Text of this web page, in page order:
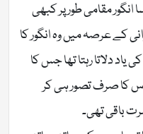
انگور مقامی طور پر کبھی
کے عرصہ میں وہ انگور کا
یاد دلاتا رہتا تھا جس کا
اس کا صرف تصور ہی کر
باقی تھی۔